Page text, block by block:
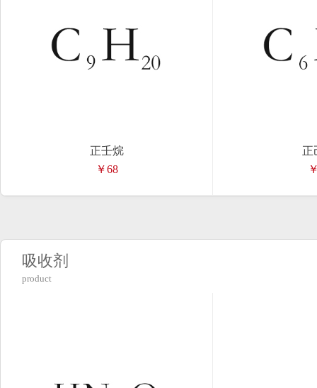
正壬烷
￥68
正
吸收剂
product